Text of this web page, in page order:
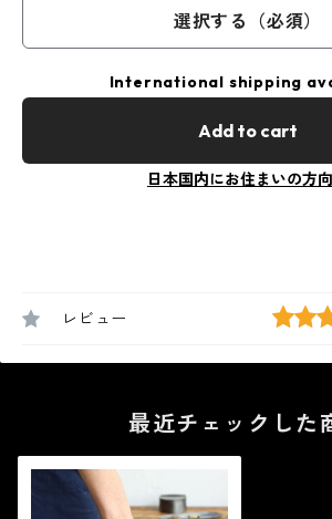
選択する（必須）
International shipping
Add to cart
日本国内にお住まいの方
レビュー
最近チェックした